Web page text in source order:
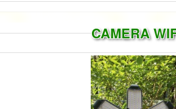
CAMERA